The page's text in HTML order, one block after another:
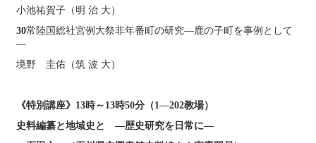
小池祐賀子（明 治 大）
30常陸国総社宮例大祭非年番町の研究―鹿の子町を事例として
―
境野 圭佑（筑 波 大）
《特別講座》13時～13時50分（1―202教場）
史料編纂と地域史と ―歴史研究を日常に―